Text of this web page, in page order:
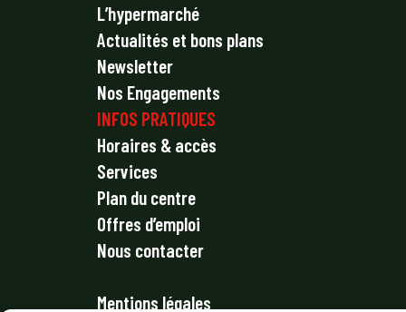
L’hypermarché
Actualités et bons plans
Newsletter
Nos Engagements
INFOS PRATIQUES
Horaires & accès
Services
Plan du centre
Offres d’emploi
Nous contacter
Mentions légales